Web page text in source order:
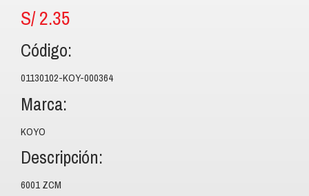
S/2.35
Código:
01130102-KOY-000364
Marca:
KOYO
Descripción:
6001 ZCM